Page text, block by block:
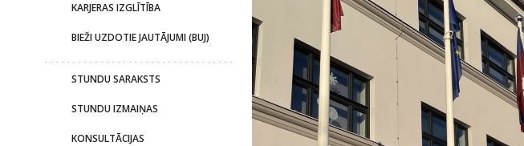
KARJERAS IZGLĪTĪBA
BIEŽI UZDOTIE JAUTĀJUMI (BUJ)
STUNDU SARAKSTS
STUNDU IZMAIŅAS
KONSULTĀCIJAS